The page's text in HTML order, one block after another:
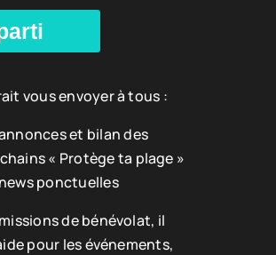
vous envoyer à tous :
et bilan des
« Protège ta plage »
ponctuelles
de bénévolat, il
pour les événements,